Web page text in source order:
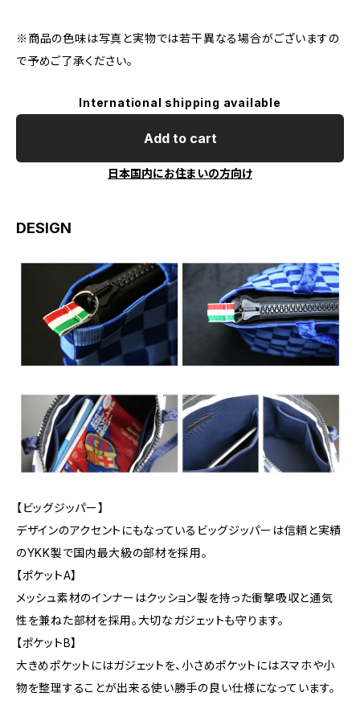
※商品の色味は写真と実物では若干異なる場合がございますの
で予めご了承ください。
International shipping available
Add to cart
日本国内にお住まいの方向け
DESIGN
【ビッグジッパー】
デザインのアクセントにもなっているビッグジッパーは信頼と実績
のYKK製で国内最大級の部材を採用。
【ポケットA】
メッシュ素材のインナーはクッション製を持った衝撃吸収と通気
性を兼ねた部材を採用。大切なガジェットも守ります。
【ポケットB】
大きめポケットにはガジェットを、小さめポケットにはスマホや小
物を整理することが出来る使い勝手の良い仕様になっています。